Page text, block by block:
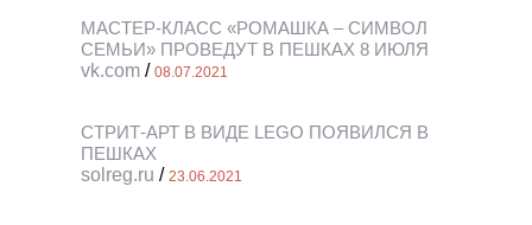
МАСТЕР-КЛАСС «РОМАШКА – СИМВОЛ
СЕМЬИ» ПРОВЕДУТ В ПЕШКАХ 8 ИЮЛЯ
vk.com / 08.07.2021
СТРИТ-АРТ В ВИДЕ LEGO ПОЯВИЛСЯ В
ПЕШКАХ
solreg.ru / 23.06.2021